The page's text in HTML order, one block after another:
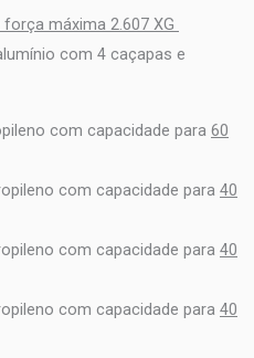
máxima 2.607 XG
com 4 caçapas e
com capacidade para 60
com capacidade para 40
com capacidade para 40
com capacidade para 40